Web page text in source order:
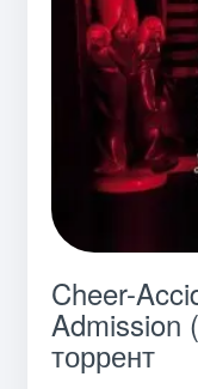
Cheer-
Admission
торрент